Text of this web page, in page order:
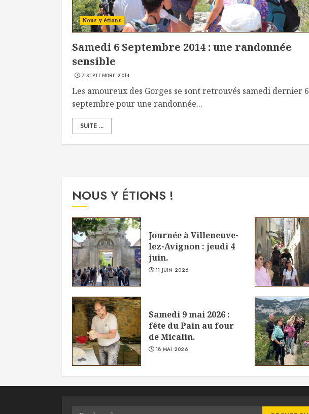
Nous y étions
Samedi 6 Septembre 2014 : une randonnée
sensible
7 SEPTEMBRE 2014
Les amoureux des Gorges se sont retrouvés samedi dernier 6
septembre pour une randonnée...
SUITE ...
NOUS Y ÉTIONS !
Journée à Villeneuve-
lez-Avignon : jeudi 4
juin.
11 JUIN 2026
Samedi 9 mai 2026 :
fête du Pain au four
de Micalin.
18 MAI 2026